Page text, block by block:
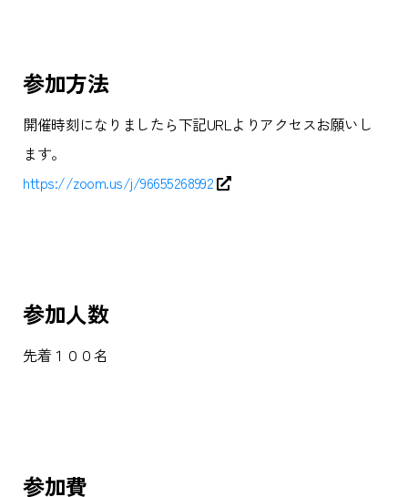
参加方法
開催時刻になりましたら下記URLよりアクセスお願いし
ます。
https://zoom.us/j/96655268992
参加人数
先着１００名
参加費